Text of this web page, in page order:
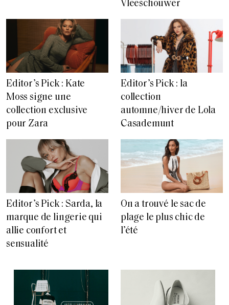
Vleeschouwer
Editor’s Pick : Kate
Moss signe une
collection exclusive
pour Zara
Editor’s Pick : la
collection
automne/hiver de Lola
Casademunt
Editor’s Pick : Sarda, la
marque de lingerie qui
allie confort et
sensualité
On a trouvé le sac de
plage le plus chic de
l’été